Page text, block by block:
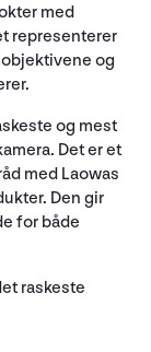
med
representerer
og
og mest
Det er et
med Laowas
Den gir
for både
raskeste